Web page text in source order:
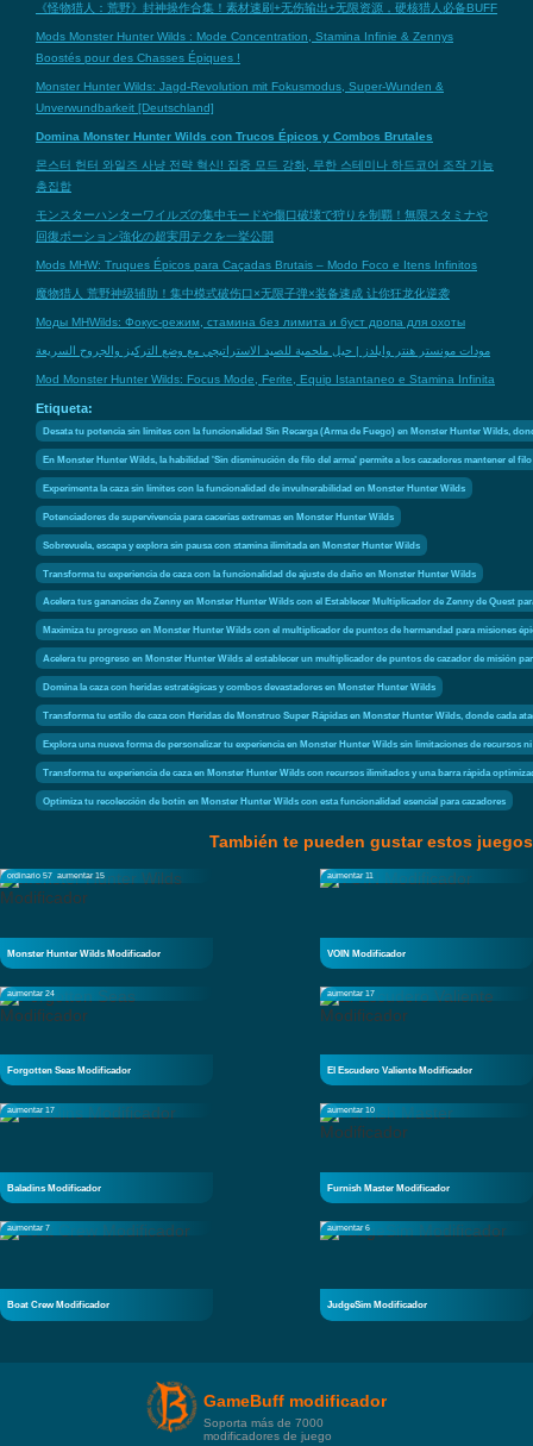
《怪物猎人：荒野》封神操作合集！素材速刷+无伤输出+无限资源，硬核猎人必备BUFF
Mods Monster Hunter Wilds : Mode Concentration, Stamina Infinie & Zennys
Boostés pour des Chasses Épiques !
Monster Hunter Wilds: Jagd-Revolution mit Fokusmodus, Super-Wunden &
Unverwundbarkeit [Deutschland]
Domina Monster Hunter Wilds con Trucos Épicos y Combos Brutales
몬스터 헌터 와일즈 사냥 전략 혁신! 집중 모드 강화, 무한 스테미나 하드코어 조작 기능
총집합
モンスターハンターワイルズの集中モードや傷口破壊で狩りを制覇！無限スタミナや
回復ポーション強化の超実用テクを一挙公開
Mods MHW: Truques Épicos para Caçadas Brutais – Modo Foco e Itens Infinitos
魔物猎人 荒野神级辅助！集中模式破伤口×无限子弹×装备速成 让你狂龙化逆袭
Моды MHWilds: Фокус-режим, стамина без лимита и буст дропа для охоты
مودات مونستر هنتر وايلدز | حيل ملحمية للصيد الاستراتيجي مع وضع التركيز والجروح السريعة
Mod Monster Hunter Wilds: Focus Mode, Ferite, Equip Istantaneo e Stamina Infinita
Etiqueta:
Desata tu potencia sin límites con la funcionalidad Sin Recarga (Arma de Fuego) en Monster Hunter Wilds,
En Monster Hunter Wilds, la habilidad 'Sin disminución de filo del arma' permite a los cazadores mantener el
Experimenta la caza sin límites con la funcionalidad de invulnerabilidad en Monster Hunter Wilds
Potenciadores de supervivencia para cacerías extremas en Monster Hunter Wilds
Sobrevuela, escapa y explora sin pausa con stamina ilimitada en Monster Hunter Wilds
Transforma tu experiencia de caza con la funcionalidad de ajuste de daño en Monster Hunter Wilds
Acelera tus ganancias de Zenny en Monster Hunter Wilds con el Establecer Multiplicador de Zenny de Quest
Maximiza tu progreso en Monster Hunter Wilds con el multiplicador de puntos de hermandad para misiones
Acelera tu progreso en Monster Hunter Wilds al establecer un multiplicador de puntos de cazador de misión
Domina la caza con heridas estratégicas y combos devastadores en Monster Hunter Wilds
Transforma tu estilo de caza con Heridas de Monstruo Super Rápidas en Monster Hunter Wilds, donde cada
Explora una nueva forma de personalizar tu experiencia en Monster Hunter Wilds sin limitaciones de recursos
Transforma tu experiencia de caza en Monster Hunter Wilds con recursos ilimitados y una barra rápida
Optimiza tu recolección de botín en Monster Hunter Wilds con esta funcionalidad esencial para cazadores
También te pueden gustar estos juegos
ordinario 57 aumentar 15
Monster Hunter Wilds Modificador
aumentar 11
VOIN Modificador
aumentar 24
Forgotten Seas Modificador
aumentar 17
El Escudero Valiente Modificador
aumentar 17
Baladins Modificador
aumentar 10
Furnish Master Modificador
aumentar 7
Boat Crew Modificador
aumentar 6
JudgeSim Modificador
GameBuff modificador
Soporta más de 7000
modificadores de juego